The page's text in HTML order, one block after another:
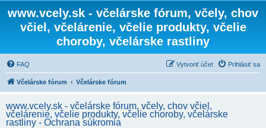
www.vcely.sk - včelárske fórum, včely, chov
včiel, včelárenie, včelie produkty, včelie
choroby, včelárske rastliny
FAQ Prihlásiť sa
Vytvoriť účet
Včelárske fórum Včelárske fórum
www.vcely.sk - včelárske fórum, včely, chov včiel,
včelárenie, včelie produkty, včelie choroby, včelárske
rastliny - Ochrana súkromia